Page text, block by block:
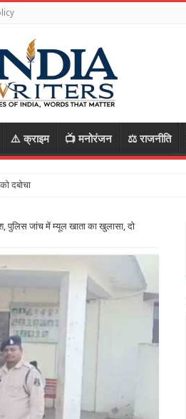
⚠️ क्राइम 📺 मनोरंजन ⚖️ राजनीति
पुलिस जांच में म्यूल खाता का खुलासा, दो